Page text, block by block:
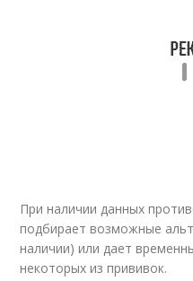
При наличии данных
подбирает возможные
наличии) или дает
некоторых из прививок.